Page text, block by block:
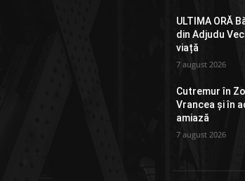
ULTIMA ORĂ
din Adjudu
viață
7 august 2026
Cutremur în
Vrancea și în
amiază
7 august 2026